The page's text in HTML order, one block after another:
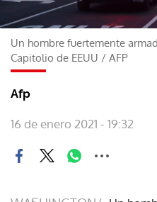
Un hombre fuertemente
Capitolio de EEUU / AFP
Afp
16 de enero 2021 - 19:32